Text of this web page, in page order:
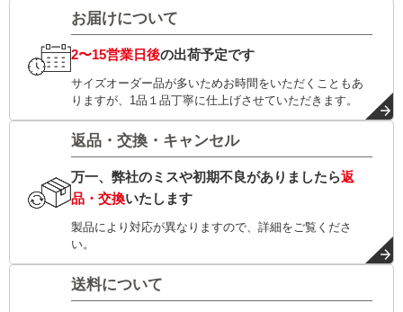
お届けについて
2〜15営業日後の出荷予定です
サイズオーダー品が多いためお時間をいただくこともあ
りますが、1品１品丁寧に仕上げさせていただきます。
返品・交換・キャンセル
万一、弊社のミスや初期不良がありましたら返
品・交換いたします
製品により対応が異なりますので、詳細をご覧くださ
い。
送料について